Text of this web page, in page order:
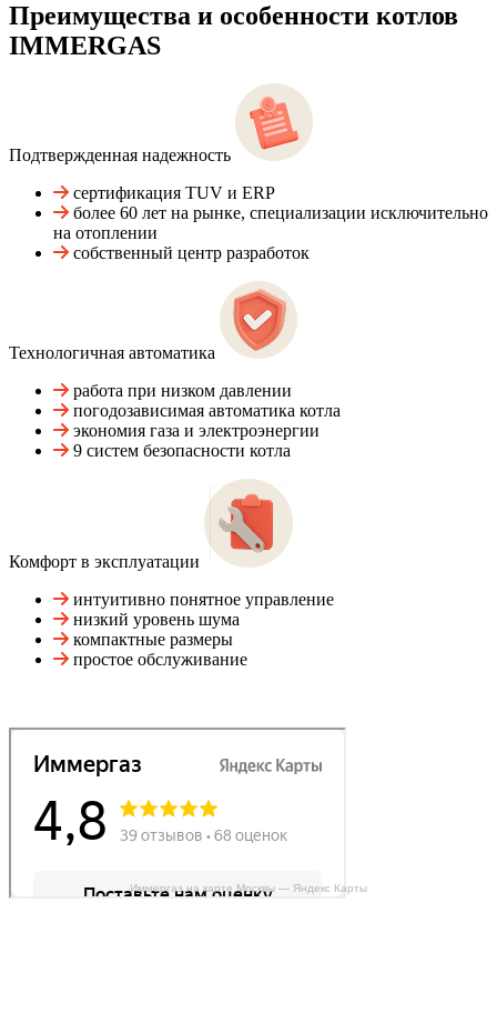
Преимущества и особенности котлов
IMMERGAS
Подтвержденная надежность
сертификация TUV и ERP
более 60 лет на рынке, специализации исключительно
на отоплении
собственный центр разработок
Технологичная автоматика
работа при низком давлении
погодозависимая автоматика котла
экономия газа и электроэнергии
9 систем безопасности котла
Комфорт в эксплуатации
интуитивно понятное управление
низкий уровень шума
компактные размеры
простое обслуживание
Иммергаз на карте Москвы — Яндекс Карты